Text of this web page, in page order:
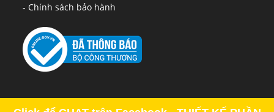
- Chính sách bảo hành